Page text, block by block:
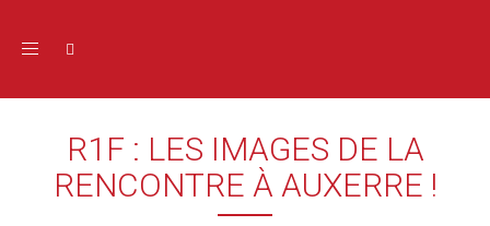
Toggle navigation
R1F : LES IMAGES DE LA
RENCONTRE À AUXERRE !